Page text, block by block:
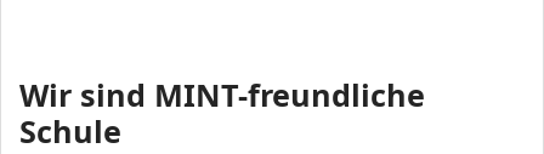
Wir sind MINT-freundliche
Schule